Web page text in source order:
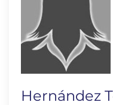
Hernández